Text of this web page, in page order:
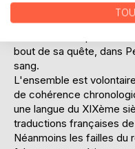
recherche du pouvoir
bout de sa quête, dans
sang.
L'ensemble est
de cohérence
une langue du XIXème
traductions françaises
Néanmoins les failles du